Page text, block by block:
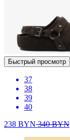
Быстрый просмотр
37
38
39
40
238 BYN340BYN